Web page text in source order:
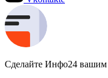
Сделайте Инфо24 вашим